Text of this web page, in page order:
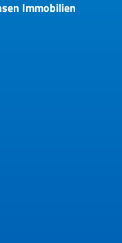
Immobilien